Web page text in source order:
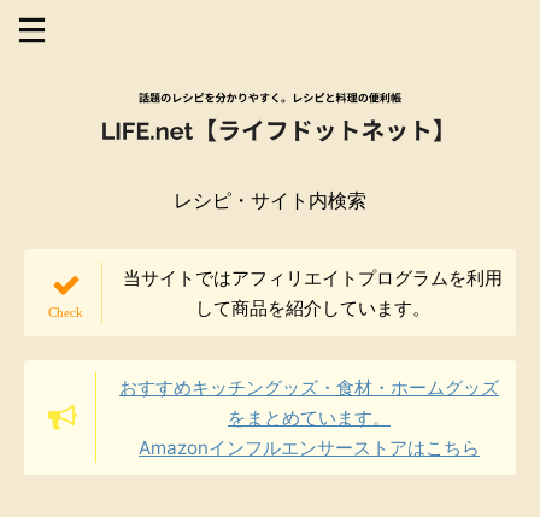
レシピ・サイト内検索
当サイトではアフィリエイトプログラムを利用
して商品を紹介しています。
おすすめキッチングッズ・食材・ホームグッズ
をまとめています。
Amazonインフルエンサーストアはこちら